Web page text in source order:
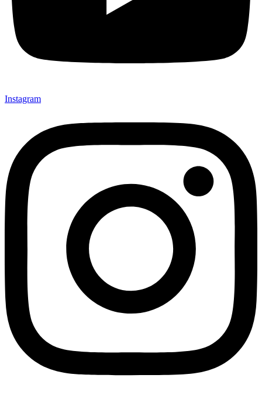
Instagram